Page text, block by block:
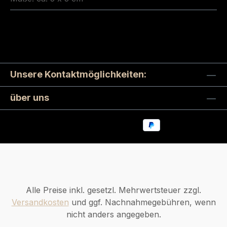
Unsere Kontaktmöglichkeiten:
über uns
Alle Preise inkl. gesetzl. Mehrwertsteuer zzgl.
Versandkosten und ggf. Nachnahmegebühren, wenn
nicht anders angegeben.